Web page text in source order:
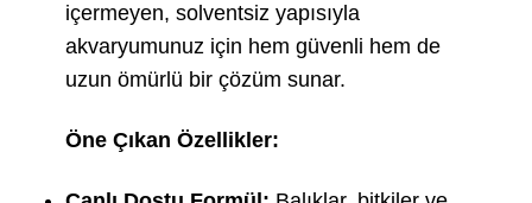
içermeyen, solventsiz yapısıyla
akvaryumunuz için hem güvenli hem de
uzun ömürlü bir çözüm sunar.
Öne Çıkan Özellikler: